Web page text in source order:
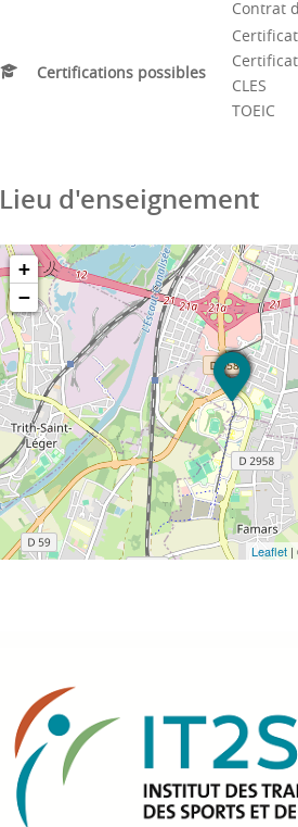
Contrat
Certifications possibles
CLES
TOEIC
Lieu d'enseignement
+
−
Leaflet |